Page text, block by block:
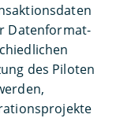
Datenformat-
des Piloten